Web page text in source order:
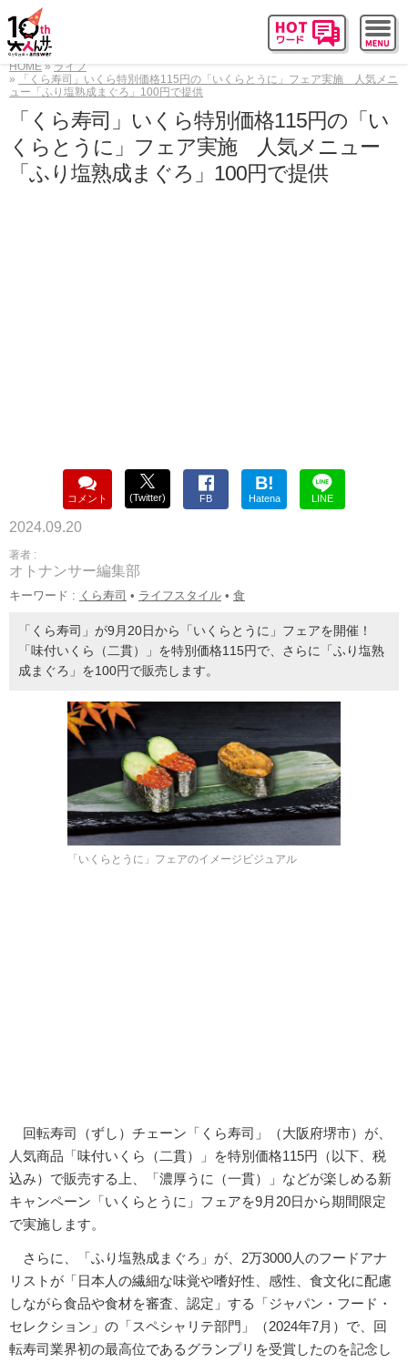
HOME
ライフ
「くら寿司」いくら特別価格115円の「いくらとうに」フェア実施 人気メニ
ュー「ふり塩熟成まぐろ」100円で提供
「くら寿司」いくら特別価格115円の「い
くらとうに」フェア実施 人気メニュー
「ふり塩熟成まぐろ」100円で提供
コメント (Twitter) FB
B!
Hatena LINE
2024.09.20
著者 :
オトナンサー編集部
キーワード : くら寿司 • ライフスタイル • 食
「くら寿司」が9月20日から「いくらとうに」フェアを開催！
「味付いくら（二貫）」を特別価格115円で、さらに「ふり塩熟
成まぐろ」を100円で販売します。
「いくらとうに」フェアのイメージビジュアル
回転寿司（ずし）チェーン「くら寿司」（大阪府堺市）が、
人気商品「味付いくら（二貫）」を特別価格115円（以下、税
込み）で販売する上、「濃厚うに（一貫）」などが楽しめる新
キャンペーン「いくらとうに」フェアを9月20日から期間限定
で実施します。
さらに、「ふり塩熟成まぐろ」が、2万3000人のフードアナ
リストが「日本人の繊細な味覚や嗜好性、感性、食文化に配慮
しながら食品や食材を審査、認定」する「ジャパン・フード・
セレクション」の「スペシャリテ部門」（2024年7月）で、回
転寿司業界初の最高位であるグランプリを受賞したのを記念し